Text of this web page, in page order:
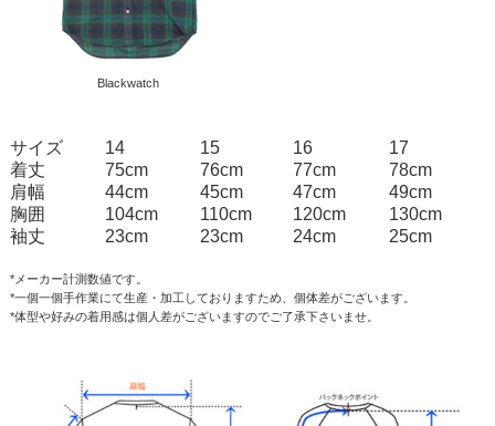
Blackwatch
サイズ 14 15 16
17
着丈
75cm 76cm 77cm
78cm
肩幅
44cm 45cm 47cm
49cm
胸囲
104cm 110cm 120cm
130cm
袖丈
23cm 23cm 24cm 25cm
*メーカー計測数値です。
*一個一個手作業にて生産・加工しておりますため、個体差がございます。
*体型や好みの着用感は個人差がございますのでご了承下さいませ。